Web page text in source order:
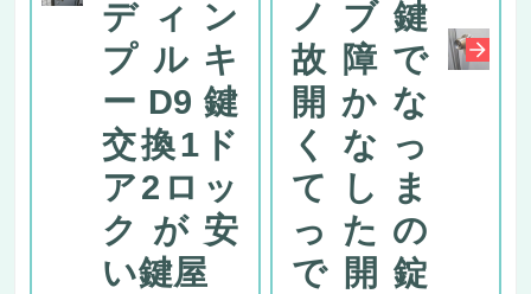
ディン
プルキ
ーD9鍵
交換1ド
ア2ロッ
クが安
い鍵屋
ノブ鍵
故障で
開かな
くなっ
てしま
ったの
で開錠